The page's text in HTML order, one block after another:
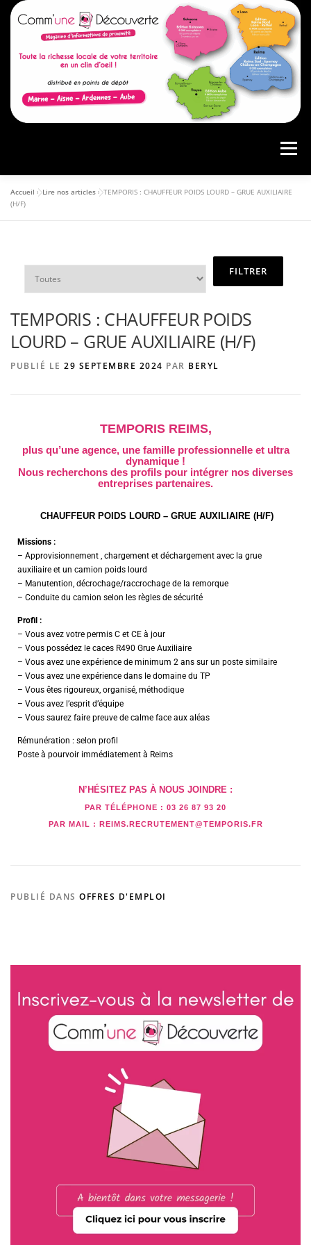
Menu
ACCUEIL
Accueil »Lire nos articles »TEMPORIS : CHAUFFEUR POIDS LOURD – GRUE AUXILIAIRE
(H/F)
TEMPORIS : CHAUFFEUR POIDS
LOURD – GRUE AUXILIAIRE (H/F)
PUBLIÉ LE 29 SEPTEMBRE 2024 PAR BERYL
TEMPORIS REIMS,
plus qu’une agence, une famille professionnelle et ultra
dynamique !
Nous recherchons des profils pour intégrer nos diverses
entreprises partenaires.
CHAUFFEUR POIDS LOURD – GRUE AUXILIAIRE (H/F)
Missions :
– Approvisionnement , chargement et déchargement avec la grue
auxiliaire et un camion poids lourd
– Manutention, décrochage/raccrochage de la remorque
– Conduite du camion selon les règles de sécurité
Profil :
– Vous avez votre permis C et CE à jour
– Vous possédez le caces R490 Grue Auxiliaire
– Vous avez une expérience de minimum 2 ans sur un poste similaire
– Vous avez une expérience dans le domaine du TP
– Vous êtes rigoureux, organisé, méthodique
– Vous avez l’esprit d’équipe
– Vous saurez faire preuve de calme face aux aléas
Rémunération : selon profil
Poste à pourvoir immédiatement à Reims
N’HÉSITEZ PAS À NOUS JOINDRE :
PAR TÉLÉPHONE : 03 26 87 93 20
PAR MAIL : REIMS.RECRUTEMENT@TEMPORIS.FR
PUBLIÉ DANS OFFRES D'EMPLOI